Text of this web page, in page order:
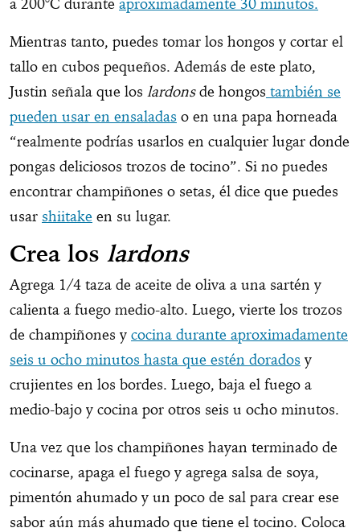
Mientras tanto, puedes tomar los hongos y cortar el
tallo en cubos pequeños. Además de este plato,
Justin señala que los lardonsde hongos también se
pueden usar en ensaladas o en una papa horneada
“realmente podrías usarlos en cualquier lugar donde
pongas deliciosos trozos de tocino”. Si no puedes
encontrar champiñones o setas, él dice que puedes
usar shiitake en su lugar.
Crea los lardons
Agrega 1/4 taza de aceite de oliva a una sartén y
calienta a fuego medio-alto. Luego, vierte los trozos
de champiñones y cocina durante aproximadamente
seis u ocho minutos hasta que estén dorados y
crujientes en los bordes. Luego, baja el fuego a
medio-bajo y cocina por otros seis u ocho minutos.
Una vez que los champiñones hayan terminado de
cocinarse, apaga el fuego y agrega salsa de soya,
pimentón ahumado y un poco de sal para crear ese
sabor aún más ahumado que tiene el tocino. Coloca